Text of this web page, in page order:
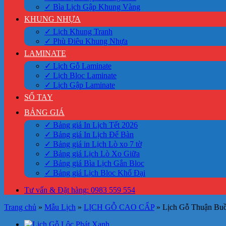
✓ Bìa Lịch Gập Khung Vàng
KHUNG NHỰA
✓ Lịch Khung Tranh
✓ Phù Điêu Khung Nhựa
LAMINATE
✓ Lịch Gỗ Laminate
✓ Lịch Bloc Laminate
✓ Lịch Gập Laminate
SỔ TAY
BẢNG GIÁ
✓ Bảng giá In Lịch Tết 2026
✓ Bảng giá In Lịch Để Bàn
✓ Bảng giá in Lịch Lò xo 7 tờ
✓ Bảng giá Lịch Lò Xo Giữa
✓ Bảng giá Bìa Lịch Gắn Bloc
✓ Bảng giá Lịch Bloc Khổ Đại
Tư vấn & Đặt hàng: 0983 559 554
Trang chủ » Mẫu Lịch » LỊCH GỖ CAO CẤP » Lịch Gỗ Thuận